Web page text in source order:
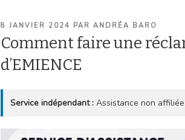
PUBLIÉ
8 JANVIER 2024 PAR ANDRÉA BARO
Comment faire une
d’EMIENCE
Service indépendant : Assistance non